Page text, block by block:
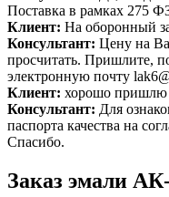
Поставка в рамках 275
Клиент: На оборонный
Консультант: Цену на
просчитать. Пришлите,
электронную почту
Клиент: хорошо пришлю
Консультант: Для
паспорта качества на
Спасибо.
Заказ эмали